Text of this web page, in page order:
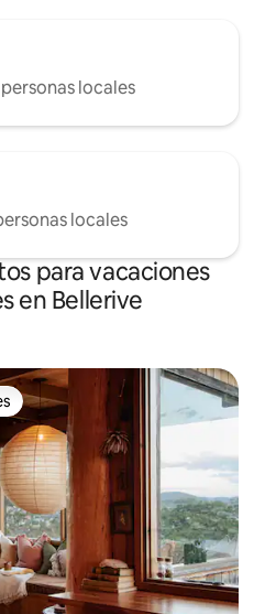
locales
locales
para vacaciones
en Bellerive